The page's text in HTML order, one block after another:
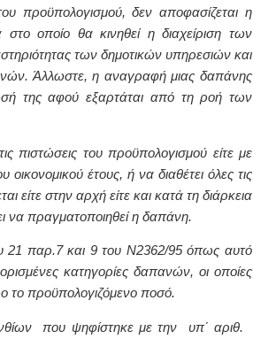
προϋπολογισμού, δεν αποφασίζεται η
οποίο θα κινηθεί η διαχείριση των
των δημοτικών υπηρεσιών και
Άλλωστε, η αναγραφή μιας δαπάνης
της αφού εξαρτάται από τη ροή των
του προϋπολογισμού είτε με
έτους, ή να διαθέτει όλες τις
είτε στην αρχή είτε και κατά τη διάρκεια
να πραγματοποιηθεί η δαπάνη.
παρ.7 και 9 του Ν2362/95 όπως αυτό
κατηγορίες δαπανών, οι οποίες
το προϋπολογιζόμενο ποσό.
που ψηφίστηκε με την
υπ΄ αριθ.